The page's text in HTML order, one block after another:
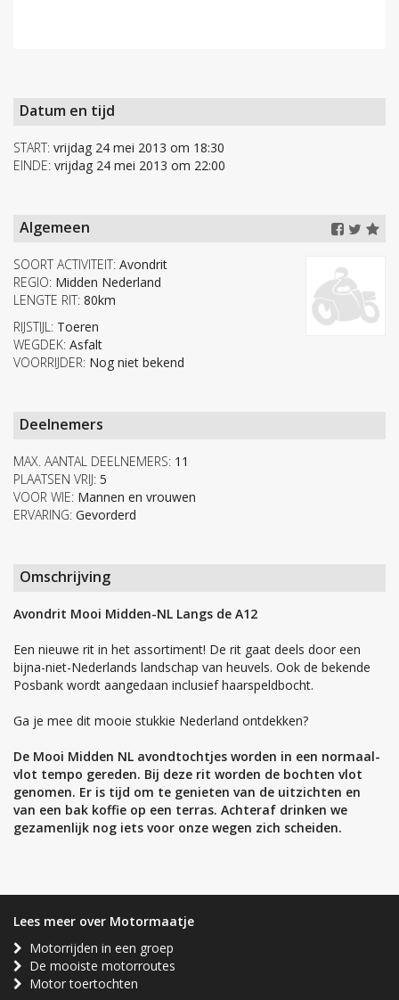
Datum en tijd
START: vrijdag 24 mei 2013 om 18:30
EINDE: vrijdag 24 mei 2013 om 22:00
Algemeen
SOORT ACTIVITEIT: Avondrit
REGIO: Midden Nederland
LENGTE RIT: 80km
RIJSTIJL: Toeren
WEGDEK: Asfalt
VOORRIJDER: Nog niet bekend
Deelnemers
MAX. AANTAL DEELNEMERS: 11
PLAATSEN VRIJ: 5
VOOR WIE: Mannen en vrouwen
ERVARING: Gevorderd
Omschrijving
Avondrit Mooi Midden-NL Langs de A12
Een nieuwe rit in het assortiment! De rit gaat deels door een
bijna-niet-Nederlands landschap van heuvels. Ook de bekende
Posbank wordt aangedaan inclusief haarspeldbocht.
Ga je mee dit mooie stukkie Nederland ontdekken?
De Mooi Midden NL avondtochtjes worden in een normaal-
vlot tempo gereden. Bij deze rit worden de bochten vlot
genomen. Er is tijd om te genieten van de uitzichten en
van een bak koffie op een terras. Achteraf drinken we
gezamenlijk nog iets voor onze wegen zich scheiden.
Lees meer over Motormaatje
Motorrijden in een groep
De mooiste motorroutes
Motor toertochten